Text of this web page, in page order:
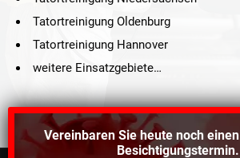
Tatortreinigung Oldenburg
Tatortreinigung Hannover
weitere Einsatzgebiete…
Vereinbaren Sie heute noch einen
Besichtigungstermin.